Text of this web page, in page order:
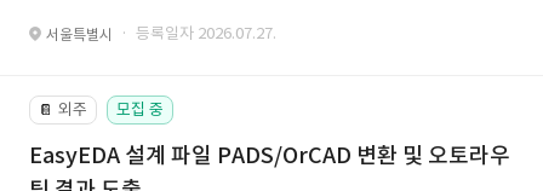
서울특별시 · 등록일자 2026.07.27.
📔 외주 모집 중
EasyEDA 설계 파일 PADS/OrCAD 변환 및 오토라우